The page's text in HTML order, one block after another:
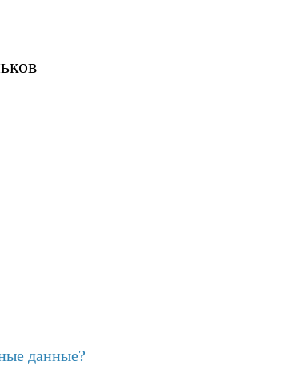
данные?